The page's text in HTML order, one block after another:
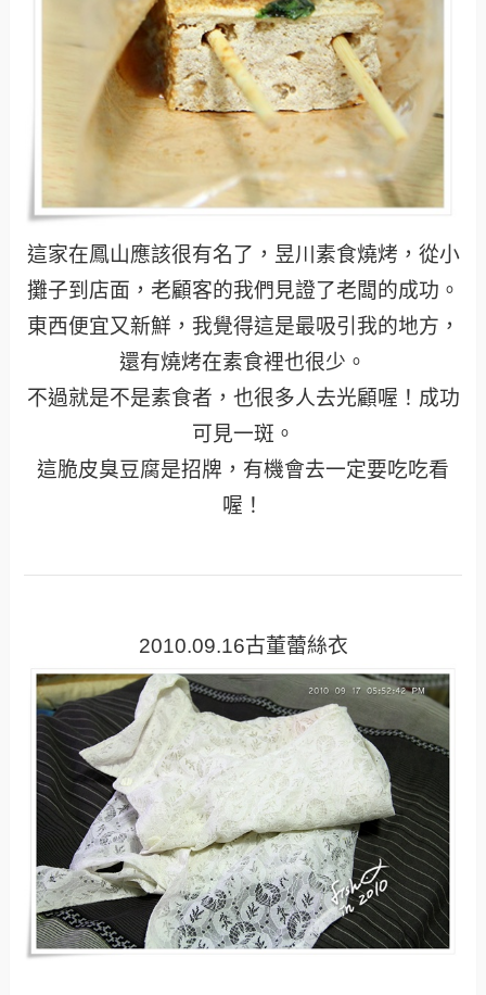
這家在鳳山應該很有名了，昱川素食燒烤，從小
攤子到店面，老顧客的我們見證了老闆的成功。
東西便宜又新鮮，我覺得這是最吸引我的地方，
還有燒烤在素食裡也很少。
不過就是不是素食者，也很多人去光顧喔！成功
可見一斑。
這脆皮臭豆腐是招牌，有機會去一定要吃吃看
喔！
2010.09.16古董蕾絲衣